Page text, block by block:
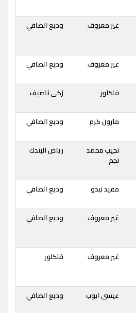
غير معروف وديع الصافي
غير معروف وديع الصافي
فلكلور زكى ناصيف
مارون كرم وديع الصافي
نجيب محمد
نجم
رياض البندك
مفيد نبذو وديع الصافي
غير معروف وديع الصافي
غير معروف فلكلور
عيسى ايوب وديع الصافي